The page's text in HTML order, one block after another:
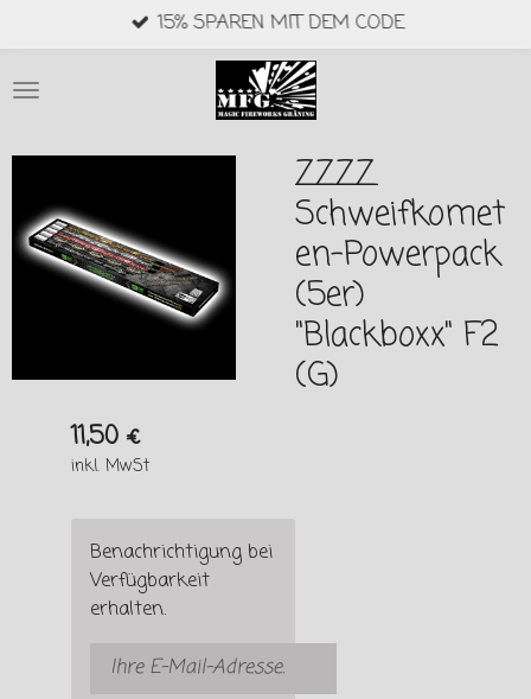
springen
15% SPAREN MIT DEM CODE
ZZZZ
Schweifkomet
en-Powerpack
(5er)
"Blackboxx" F2
(G)
11,50 €
inkl. MwSt
Benachrichtigung bei
Verfügbarkeit
erhalten.